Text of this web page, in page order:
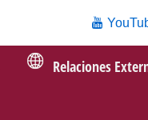
Relaciones